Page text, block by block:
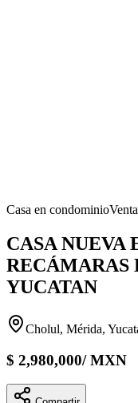
Casa en condominioVenta
CASA NUEVA
RECÁMARAS
YUCATAN
Cholul, Mérida,
$ 2,980,000/MXN